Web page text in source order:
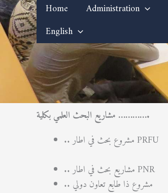
Home Administration
English
مشاريع البحث العلمي بكلية ………….
.. مشروع بحث في اطار PRFU
.. مشاريع بحث في اطار PNR
.. مشروع ذا طابع تعاون دولي